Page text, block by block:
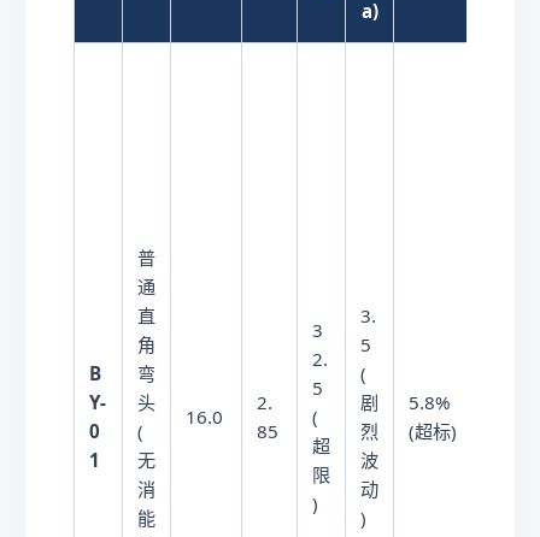
a)
B
Y-
0
1
普
通
直
角
弯
头
(
无
消
能
16.0
2.
85
3
2.
5
(
超
限
)
3.
5
(
剧
烈
波
动
)
5.8%
(超标)